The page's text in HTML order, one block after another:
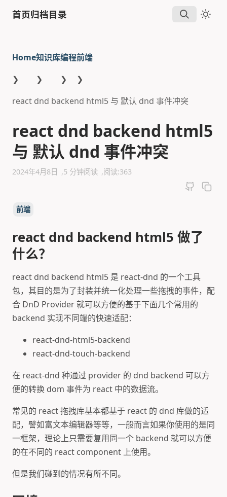
首页归档目录
Home
❯
知识库
❯
编程
❯
前端
❯
react dnd backend html5 与 默认 dnd 事件冲突
react dnd backend html5
与 默认 dnd 事件冲突
2024年4月8日 5 分钟阅读 阅读:363
前端
react dnd backend html5 做了
什么？
react dnd backend html5 是 react-dnd 的一个工具
包，其目的是为了封装并统一化处理一些拖拽的事件，配
合 DnD Provider 就可以方便的基于下面几个常用的
backend 实现不同端的快速适配：
react-dnd-html5-backend
react-dnd-touch-backend
在 react-dnd 种通过 provider 的 dnd backend 可以方
便的转换 dom 事件为 react 中的数据流。
常见的 react 拖拽库基本都基于 react 的 dnd 库做的适
配，譬如富文本编辑器等等，一般而言如果你使用的是同
一框架，理论上只需要复用同一个 backend 就可以方便
的在不同的 react component 上使用。
但是我们碰到的情况有所不同。